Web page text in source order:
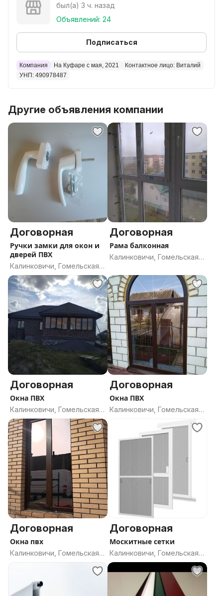
был(а) 3 ч. назад
Объявлений: 24
Подписаться
Компания На Куфаре с мая, 2021
Контактное лицо: Виталий
УНП: 490978487
Другие объявления компании
Договорная
Ручки замки для окон и
дверей ПВХ
Калинковичи, Гомельская
область
Договорная
Рама балконная
Калинковичи, Гомельская
Договорная
Окна ПВХ
Калинковичи, Гомельская
область
Договорная
Окна ПВХ
Калинковичи, Гомельская
Договорная
Окна пвх
Калинковичи, Гомельская
Договорная
Москитные сетки
Калинковичи, Гомельская
область